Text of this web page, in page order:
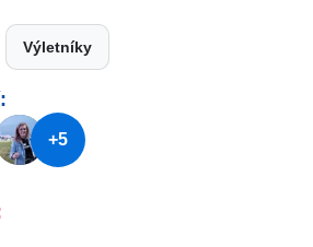
Výletníky
+5